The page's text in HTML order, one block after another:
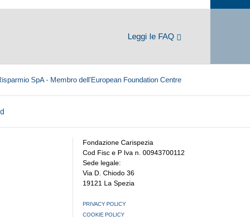
Leggi le FAQ
SpA - Membro dell'European Foundation Centre
Fondazione Carispezia
Cod Fisc e P Iva n. 00943700112
Sede legale:
Via D. Chiodo 36
19121 La Spezia
PRIVACY POLICY
COOKIE POLICY